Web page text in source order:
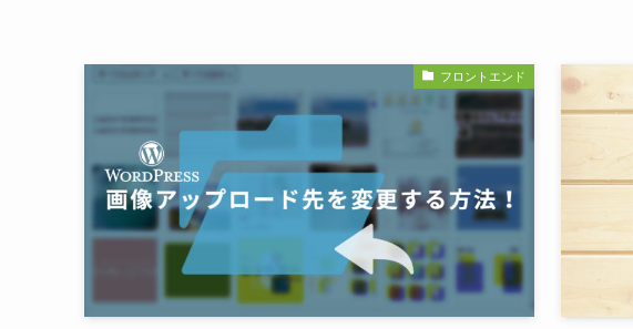
フロントエンド